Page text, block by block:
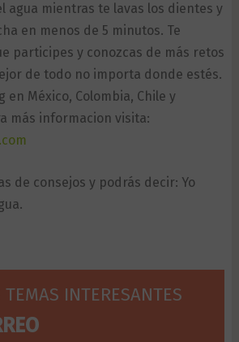
agua mientras te lavas los dientes y
en menos de 5 minutos. Te
participes y conozcas de más retos
de todo no importa donde estés.
en México, Colombia, Chile y
más informacion visita:
de consejos y podrás decir: Yo
TEMAS INTERESANTES